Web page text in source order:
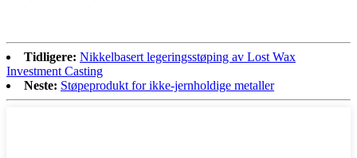
Tidligere: Nikkelbasert legeringsstøping av Lost Wax
Investment Casting
Neste: Støpeprodukt for ikke-jernholdige metaller